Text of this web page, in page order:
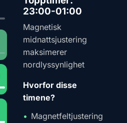
23:00-01:00
Magnetisk
midnattsjustering
maksimerer
nordlyssynlighet
Hvorfor disse
timene?
Magnetfeltjustering